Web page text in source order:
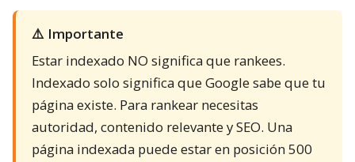
⚠️ Importante
Estar indexado NO significa que rankees.
Indexado solo significa que Google sabe que tu
página existe. Para rankear necesitas
autoridad, contenido relevante y SEO. Una
página indexada puede estar en posición 500